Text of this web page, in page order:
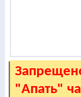
"Апать"